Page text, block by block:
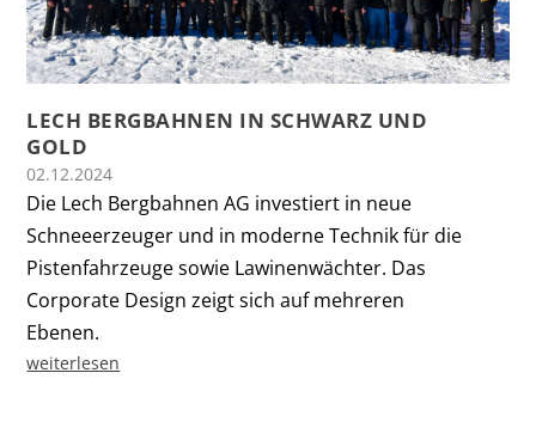
LECH BERGBAHNEN IN SCHWARZ UND
GOLD
02.12.2024
Die Lech Bergbahnen AG investiert in neue
Schneeerzeuger und in moderne Technik für die
Pistenfahrzeuge sowie Lawinenwächter. Das
Corporate Design zeigt sich auf mehreren
Ebenen.
weiterlesen